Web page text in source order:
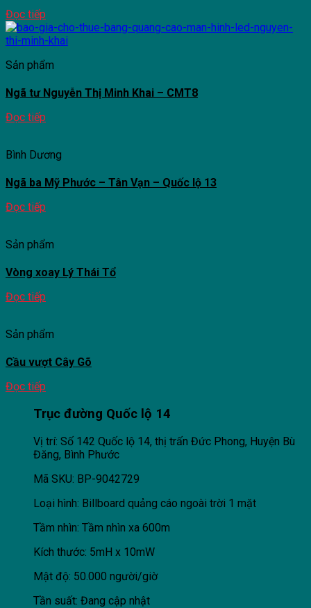
Đọc tiếp
Sản phẩm
Ngã tư Nguyễn Thị Minh Khai – CMT8
Đọc tiếp
Bình Dương
Ngã ba Mỹ Phước – Tân Vạn – Quốc lộ 13
Đọc tiếp
Sản phẩm
Vòng xoay Lý Thái Tổ
Đọc tiếp
Sản phẩm
Cầu vượt Cây Gõ
Đọc tiếp
Trục đường Quốc lộ 14
Vị trí: Số 142 Quốc lộ 14, thị trấn Đức Phong, Huyện Bù
Đăng, Bình Phước
Mã SKU: BP-9042729
Loại hình: Billboard quảng cáo ngoài trời 1 mặt
Tầm nhìn: Tầm nhìn xa 600m
Kích thước: 5mH x 10mW
Mật độ: 50.000 người/giờ
Tần suất: Đang cập nhật